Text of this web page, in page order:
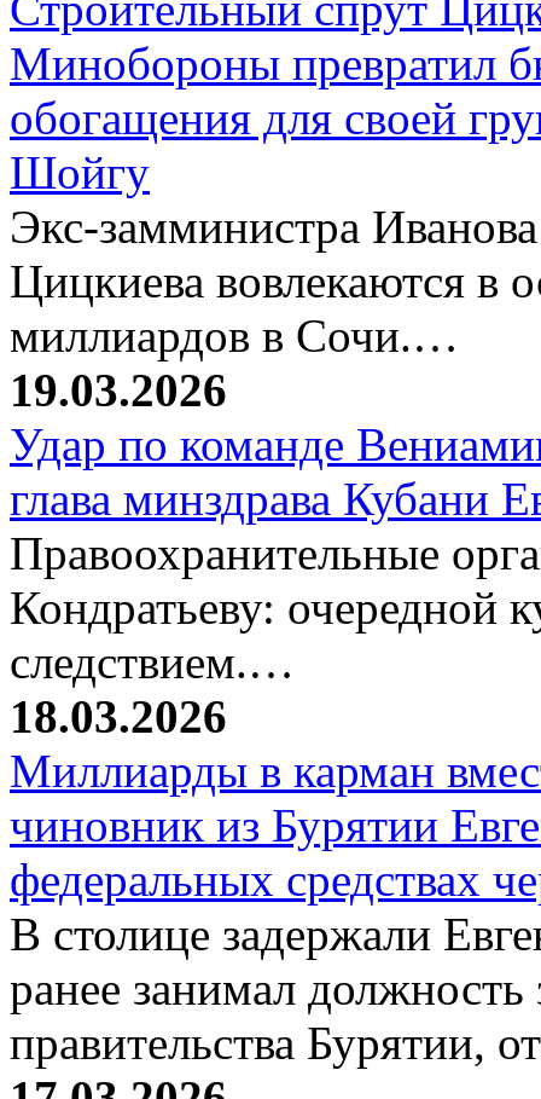
Минобороны превратил
обогащения для своей
Шойгу
Экс-замминистра
Цицкиева вовлекаются в
миллиардов в Сочи.…
19.03.2026
Удар по команде
глава минздрава Кубани
Правоохранительные
Кондратьеву: очередной
следствием.…
18.03.2026
Миллиарды в карман
чиновник из Бурятии
федеральных средствах
В столице задержали
ранее занимал должность
правительства Бурятии,